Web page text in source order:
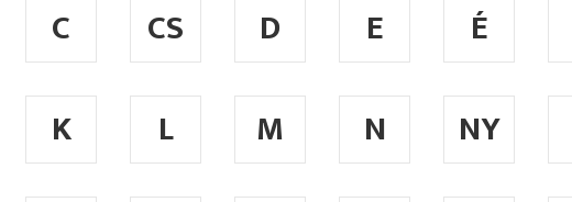
C CS D E É
K L M N NY